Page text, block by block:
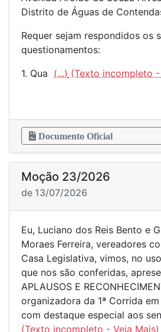
Distrito de Águas de
Requer sejam respondidos os
questionamentos:
1. Qua (...)
Documento Oficial
Moção 23/2026
de 13/07/2026
Eu, Luciano dos Reis Bento e
Moraes Ferreira, vereadores
Casa Legislativa, vimos, no
que nos são conferidas,
APLAUSOS E
organizadora da 1ª Corrida em
com destaque especial aos